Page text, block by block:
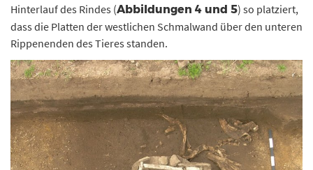
Hinterlauf des Rindes (Abbildungen 4 und 5) so platziert,
dass die Platten der westlichen Schmalwand über den unteren
Rippenenden des Tieres standen.